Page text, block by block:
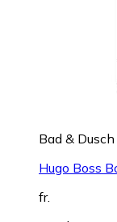
Bad & Dusch
Hugo Boss
fr.